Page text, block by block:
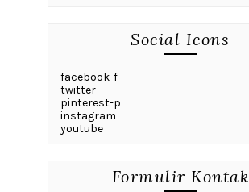
Social Icons
facebook-f
twitter
pinterest-p
instagram
youtube
Formulir Kontak